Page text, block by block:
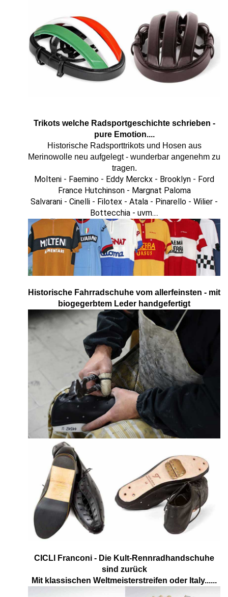
Trikots welche Radsportgeschichte schrieben -
pure Emotion....
Historische Radsporttrikots und Hosen aus
Merinowolle neu aufgelegt - wunderbar angenehm zu
tragen.
Molteni - Faemino - Eddy Merckx - Brooklyn - Ford
France Hutchinson - Margnat Paloma
Salvarani - Cinelli - Filotex - Atala - Pinarello - Wilier -
Bottecchia - uvm....
Historische Fahrradschuhe vom allerfeinsten - mit
biogegerbtem Leder handgefertigt
CICLI Franconi - Die Kult-Rennradhandschuhe
sind zurück
Mit klassischen Weltmeisterstreifen oder Italy......